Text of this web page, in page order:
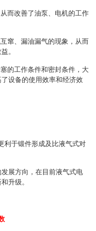
而改善了油泵、电机的工作
窜、漏油漏气的现象，从而
。
的工作条件和密封条件，大
设备的使用效率和经济效
利于锻件形成及比液气式对
展方向，在目前液气式电
升级。